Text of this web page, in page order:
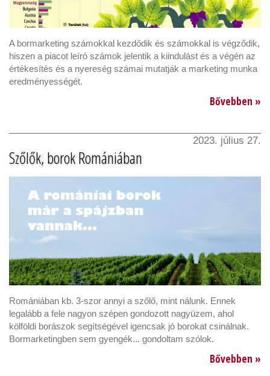
A bormarketing számokkal kezdődik és számokkal is végződik,
hiszen a piacot leíró számok jelentik a kiindulást és a végén az
értékesítés és a nyereség számai mutatják a marketing munka
eredményességét.
Bővebben »
2023. július 27.
Szőlők, borok Romániában
Romániában kb. 3-szor annyi a szőlő, mint nálunk. Ennek
legalább a fele nagyon szépen gondozott nagyüzem, ahol
kölföldi borászok segítségével igencsak jó borokat csinálnak.
Bormarketingben sem gyengék... gondoltam szólok.
Bővebben »